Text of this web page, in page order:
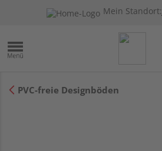
Mein Standort:
PVC-freie Designböden